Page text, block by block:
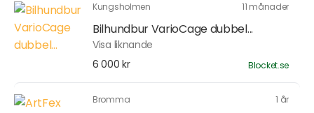
Kungsholmen 11 månader
Bilhundbur VarioCage dubbel...
Visa liknande
6 000 kr
Blocket.se
Bromma 1 år